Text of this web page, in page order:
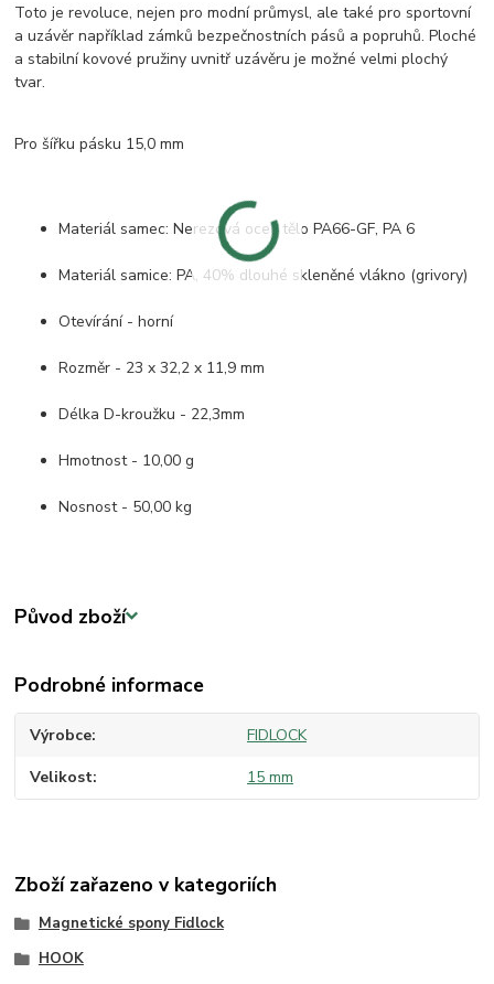
Toto je revoluce, nejen pro modní průmysl, ale také pro sportovní
a uzávěr například zámků bezpečnostních pásů a popruhů. Ploché
a stabilní kovové pružiny uvnitř uzávěru je možné velmi plochý
tvar.
Pro šířku pásku 15,0 mm
Materiál samec: Nerezová ocel, tělo PA66-GF, PA 6
Materiál samice: PA, 40% dlouhé skleněné vlákno (grivory)
Otevírání - horní
Rozměr - 23 x 32,2 x 11,9 mm
Délka D-kroužku - 22,3mm
Hmotnost - 10,00 g
Nosnost - 50,00 kg
Původ zboží
Podrobné informace
Výrobce FIDLOCK
Velikost 15 mm
Zboží zařazeno v kategoriích
Magnetické spony Fidlock
HOOK